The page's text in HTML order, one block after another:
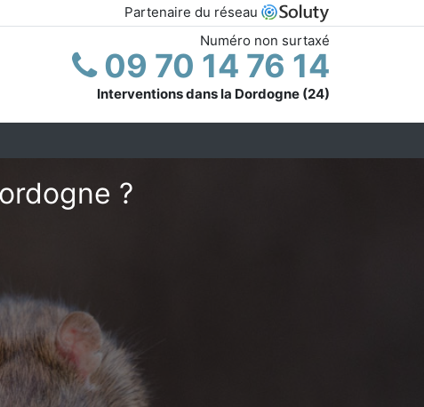
Partenaire du réseau
Numéro non surtaxé
09 70 14 76 14
Interventions dans la Dordogne (24)
?